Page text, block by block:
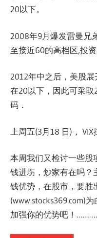
20以下。
2008年9月爆发雷曼兄
至接近60的高档区,投资
2012年中之后，美股
在20以下，因此可采
码．
上周五(3月18 日)，
本周我们又检讨一些股
钱进㘯，炒家有在吗？
钱优势，在股市，要胜
(www.stocks369.com)
加强你的优势吧！